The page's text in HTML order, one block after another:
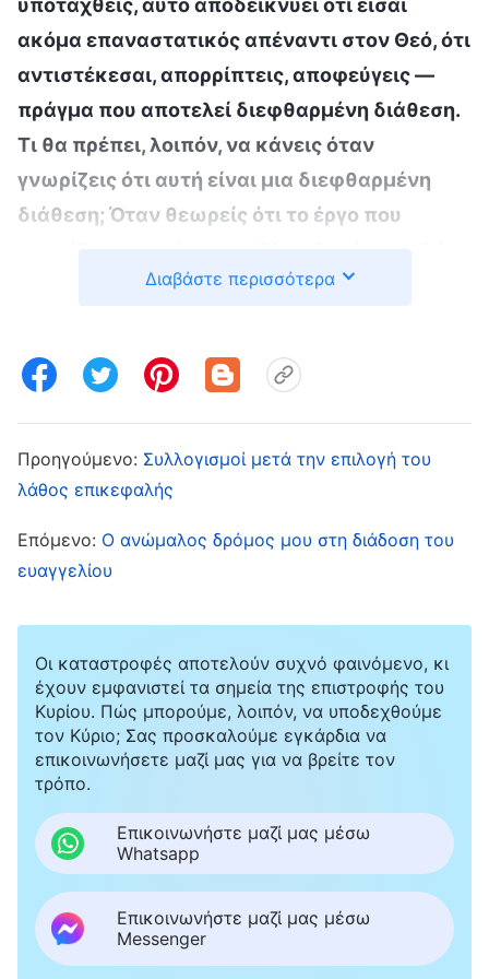
ακόμα επαναστατικός απέναντι στον Θεό, ότι
αντιστέκεσαι, απορρίπτεις, αποφεύγεις —
πράγμα που αποτελεί διεφθαρμένη διάθεση.
Τι θα πρέπει, λοιπόν, να κάνεις όταν
γνωρίζεις ότι αυτή είναι μια διεφθαρμένη
διάθεση; Όταν θεωρείς ότι το έργο που
εύκολο να ολοκληρωθεί, ενώ αυτό που
απασχολημένο για πολύ καιρό και θα
απαιτήσει να ξοδέψεις πολύ χρόνο για να
κάνεις έρευνα, αυτό σε δυσαρεστεί. Είναι
σωστό να νιώθεις δυσαρεστημένος; Σίγουρα
όχι. Τι θα πρέπει, λοιπόν, να κάνεις όταν
διαισθάνεσαι ότι αυτό είναι λάθος; Αν μέσα
σου αντιδράσεις και σκεφτείς: “Κάθε φορά
πιο δύσκολες, βρόμικες και κουραστικές. Οι
άλλοι άνθρωποι παίρνουν πάντα τις ωραίες,
εύκολες δουλειές που θα τους επιτρέψουν να
φανούν. Με περνάνε για κορόιδο; Αυτό δεν
είναι δίκαιο!” Είναι λάθος να σκέφτεσαι έτσι.
Ανεξάρτητα από το αν υπάρχει ή όχι κάποια
απόκλιση ή παραλογισμός κατά τον
καταμερισμό των καθηκόντων, τι βλέπει ο
Θεός; Παρατηρεί τις καρδιές των ανθρώπων
και εξετάζει αν υπάρχει υπακοή στην καρδιά
Διαβάστε περισσότερα
Προηγούμενο: Συλλογισμοί μετά την επιλογή του
λάθος επικεφαλής
Επόμενο: Ο ανώμαλος δρόμος μου στη διάδοση του
ευαγγελίου
Οι καταστροφές αποτελούν συχνό φαινόμενο, κι
έχουν εμφανιστεί τα σημεία της επιστροφής του
Κυρίου. Πώς μπορούμε, λοιπόν, να υποδεχθούμε
τον Κύριο; Σας προσκαλούμε εγκάρδια να
επικοινωνήσετε μαζί μας για να βρείτε τον
τρόπο.
Επικοινωνήστε μαζί μας μέσω
Whatsapp
Επικοινωνήστε μαζί μας μέσω
Messenger